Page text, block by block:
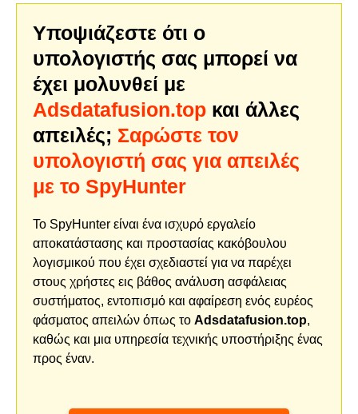
Υποψιάζεστε ότι ο
υπολογιστής σας μπορεί να
έχει μολυνθεί με
Adsdatafusion.top και άλλες
απειλές; Σαρώστε τον
υπολογιστή σας για απειλές
με το SpyHunter
Το SpyHunter είναι ένα ισχυρό εργαλείο
αποκατάστασης και προστασίας κακόβουλου
λογισμικού που έχει σχεδιαστεί για να παρέχει
στους χρήστες εις βάθος ανάλυση ασφάλειας
συστήματος, εντοπισμό και αφαίρεση ενός ευρέος
φάσματος απειλών όπως το Adsdatafusion.top,
καθώς και μια υπηρεσία τεχνικής υποστήριξης ένας
προς έναν.